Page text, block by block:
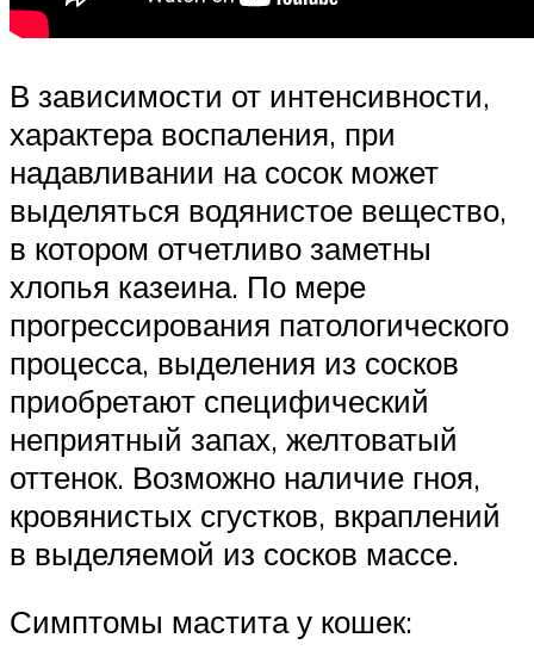
В зависимости от интенсивности,
характера воспаления, при
надавливании на сосок может
выделяться водянистое вещество,
в котором отчетливо заметны
хлопья казеина. По мере
прогрессирования патологического
процесса, выделения из сосков
приобретают специфический
неприятный запах, желтоватый
оттенок. Возможно наличие гноя,
кровянистых сгустков, вкраплений
в выделяемой из сосков массе.
Симптомы мастита у кошек: